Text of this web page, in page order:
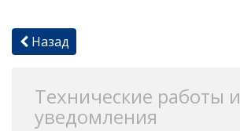
Назад
Технические работы и
уведомления